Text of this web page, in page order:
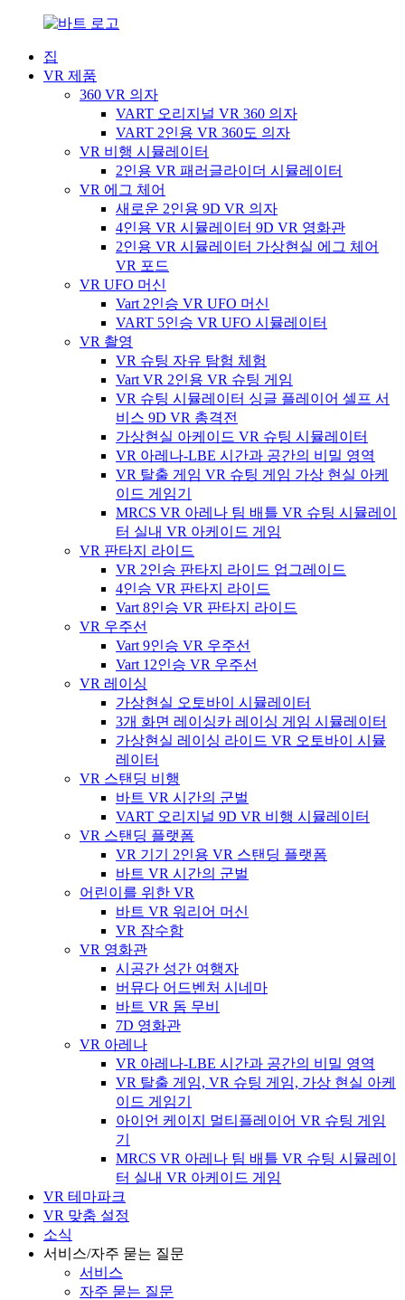
집
VR 제품
360 VR 의자
VART 오리지널 VR 360 의자
VART 2인용 VR 360도 의자
VR 비행 시뮬레이터
2인용 VR 패러글라이더 시뮬레이터
VR 에그 체어
새로운 2인용 9D VR 의자
4인용 VR 시뮬레이터 9D VR 영화관
2인용 VR 시뮬레이터 가상현실 에그 체어
VR 포드
VR UFO 머신
Vart 2인승 VR UFO 머신
VART 5인승 VR UFO 시뮬레이터
VR 촬영
VR 슈팅 자유 탐험 체험
Vart VR 2인용 VR 슈팅 게임
VR 슈팅 시뮬레이터 싱글 플레이어 셀프 서
비스 9D VR 총격전
가상현실 아케이드 VR 슈팅 시뮬레이터
VR 아레나-LBE 시간과 공간의 비밀 영역
VR 탈출 게임 VR 슈팅 게임 가상 현실 아케
이드 게임기
MRCS VR 아레나 팀 배틀 VR 슈팅 시뮬레이
터 실내 VR 아케이드 게임
VR 판타지 라이드
VR 2인승 판타지 라이드 업그레이드
4인승 VR 판타지 라이드
Vart 8인승 VR 판타지 라이드
VR 우주선
Vart 9인승 VR 우주선
Vart 12인승 VR 우주선
VR 레이싱
가상현실 오토바이 시뮬레이터
3개 화면 레이싱카 레이싱 게임 시뮬레이터
가상현실 레이싱 라이드 VR 오토바이 시뮬
레이터
VR 스탠딩 비행
바트 VR 시간의 군벌
VART 오리지널 9D VR 비행 시뮬레이터
VR 스탠딩 플랫폼
VR 기기 2인용 VR 스탠딩 플랫폼
바트 VR 시간의 군벌
어린이를 위한 VR
바트 VR 워리어 머신
VR 잠수함
VR 영화관
시공간 성간 여행자
버뮤다 어드벤처 시네마
바트 VR 돔 무비
7D 영화관
VR 아레나
VR 아레나-LBE 시간과 공간의 비밀 영역
VR 탈출 게임, VR 슈팅 게임, 가상 현실 아케
이드 게임기
아이언 케이지 멀티플레이어 VR 슈팅 게임
기
MRCS VR 아레나 팀 배틀 VR 슈팅 시뮬레이
터 실내 VR 아케이드 게임
VR 테마파크
VR 맞춤 설정
소식
서비스/자주 묻는 질문
서비스
자주 묻는 질문